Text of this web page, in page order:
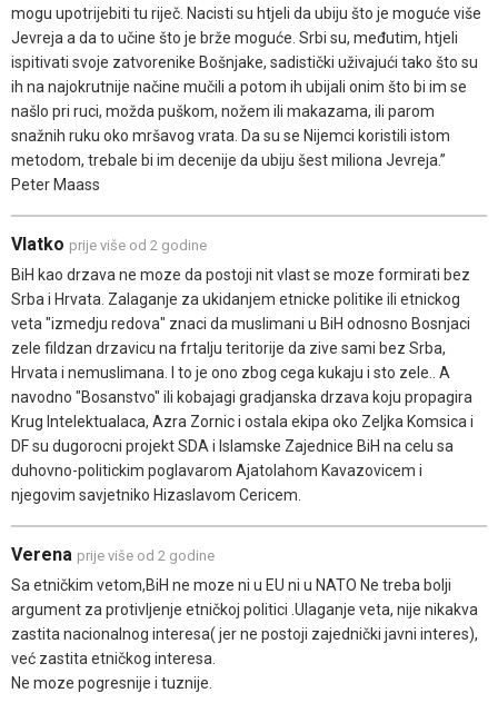
mogu upotrijebiti tu riječ. Nacisti su htjeli da ubiju što je moguće više
Jevreja a da to učine što je brže moguće. Srbi su, međutim, htjeli
ispitivati svoje zatvorenike Bošnjake, sadistički uživajući tako što su
ih na najokrutnije načine mučili a potom ih ubijali onim što bi im se
našlo pri ruci, možda puškom, nožem ili makazama, ili parom
snažnih ruku oko mršavog vrata. Da su se Nijemci koristili istom
metodom, trebale bi im decenije da ubiju šest miliona Jevreja.”
Peter Maass
Vlatko prije više od 2 godine
BiH kao drzava ne moze da postoji nit vlast se moze formirati bez
Srba i Hrvata. Zalaganje za ukidanjem etnicke politike ili etnickog
veta "izmedju redova" znaci da muslimani u BiH odnosno Bosnjaci
zele fildzan drzavicu na frtalju teritorije da zive sami bez Srba,
Hrvata i nemuslimana. I to je ono zbog cega kukaju i sto zele.. A
navodno "Bosanstvo" ili kobajagi gradjanska drzava koju propagira
Krug Intelektualaca, Azra Zornic i ostala ekipa oko Zeljka Komsica i
DF su dugorocni projekt SDA i Islamske Zajednice BiH na celu sa
duhovno-politickim poglavarom Ajatolahom Kavazovicem i
njegovim savjetniko Hizaslavom Cericem.
Verena prije više od 2 godine
Sa etničkim vetom,BiH ne moze ni u EU ni u NATO Ne treba bolji
argument za protivljenje etničkoj politici .Ulaganje veta, nije nikakva
zastita nacionalnog interesa( jer ne postoji zajednički javni interes),
već zastita etničkog interesa.
Ne moze pogresnije i tuznije.